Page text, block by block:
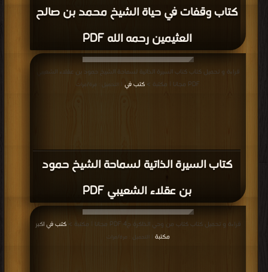
كتاب وقفات في حياة الشيخ محمد بن صالح
العثيمين رحمه الله PDF
كتاب السيرة الذاتية لسماحة الشيخ حمود
بن عقلاء الشعيبي PDF
قراءة و تحميل كتاب كتاب السيرة الذاتية لسماحة الشيخ حمود بن عقلاء الشعيبي
PDF مجانا | مكتبة >
كتب في | التحميل : مرة/مرات
قراءة و تحميل كتاب كتاب من وحي الذاكرة ج4 PDF مجانا | مكتبة >
كتب في اكبر
مكتبة
| التحميل : مرة/مرات